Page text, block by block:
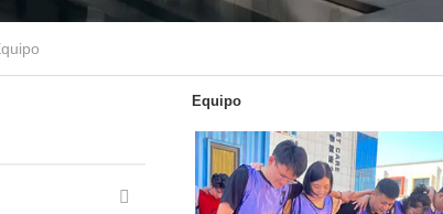
Ltd. es un proveedor profesional de productos de jardín de diseño de
de LiaoCheng, China. Como fabricante líder en la industria de productos
Serie de madera y plástico.
Cercado compuesto
Equipo